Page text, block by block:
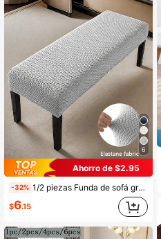
6
Ahorro de $2.95
-32% 1/2 piezas Funda de sofá gruesa y larga, patrón a cuadros abstracto, duradera y resistente a los arañazos, adecuada para el hogar, la oficina, el banco, el taburete del piano, gris oscuro
$6.15